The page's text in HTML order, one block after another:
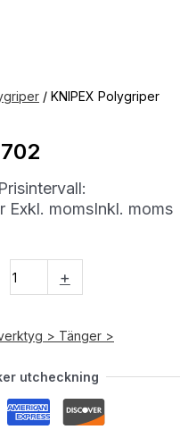
/ KNIPEX Polygriper
Prisintervall:
Exkl. momsInkl. moms
+
> Tänger >
utcheckning